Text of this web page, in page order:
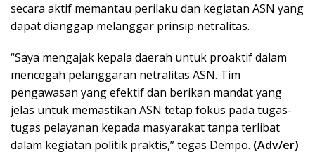
secara aktif memantau perilaku dan kegiatan ASN yang
dapat dianggap melanggar prinsip netralitas.
“Saya mengajak kepala daerah untuk proaktif dalam
mencegah pelanggaran netralitas ASN. Tim
pengawasan yang efektif dan berikan mandat yang
jelas untuk memastikan ASN tetap fokus pada tugas-
tugas pelayanan kepada masyarakat tanpa terlibat
dalam kegiatan politik praktis,” tegas Dempo. (Adv/er)